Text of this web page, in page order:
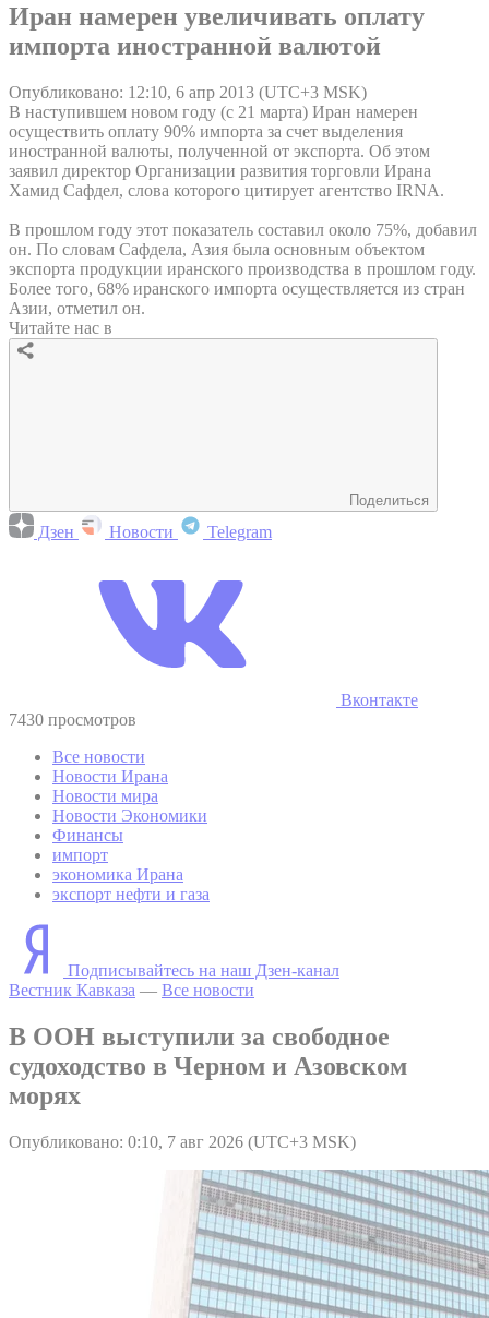
Иран намерен увеличивать оплату
импорта иностранной валютой
Опубликовано: 12:10, 6 апр 2013 (UTC+3 MSK)
В наступившем новом году (с 21 марта) Иран намерен
осуществить оплату 90% импорта за счет выделения
иностранной валюты, полученной от экспорта. Об этом
заявил директор Организации развития торговли Ирана
Хамид Сафдел, слова которого цитирует агентство IRNA.
В прошлом году этот показатель составил около 75%, добавил
он. По словам Сафдела, Азия была основным объектом
экспорта продукции иранского производства в прошлом году.
Более того, 68% иранского импорта осуществляется из стран
Азии, отметил он.
Читайте нас в
Поделиться
Дзен Новости Telegram
Вконтакте
7430 просмотров
Все новости
Новости Ирана
Новости мира
Новости Экономики
Финансы
импорт
экономика Ирана
экспорт нефти и газа
Подписывайтесь на наш Дзен-канал
Вестник Кавказа — Все новости
В ООН выступили за свободное
судоходство в Черном и Азовском
морях
Опубликовано: 0:10, 7 авг 2026 (UTC+3 MSK)